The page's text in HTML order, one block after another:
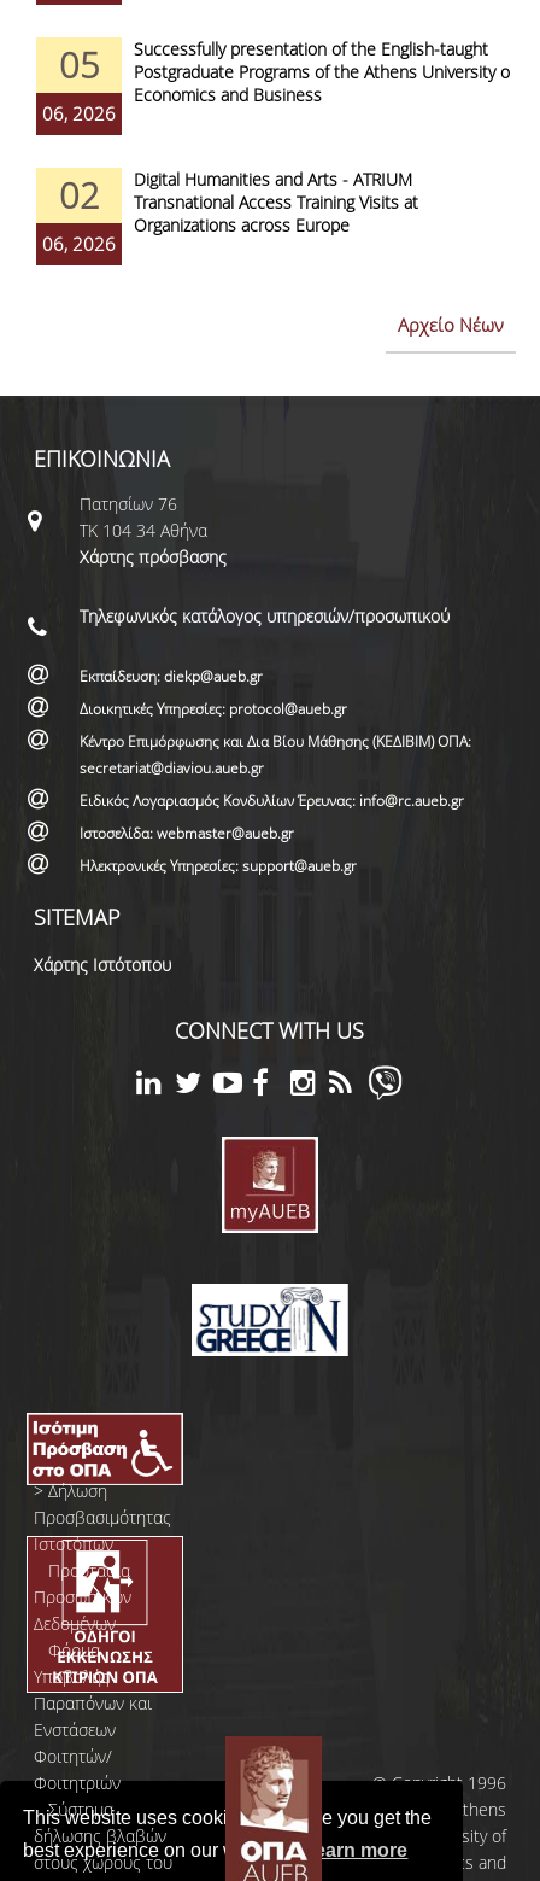
This website uses cookies to ensure you get the
best experience on our website.Learn more
05
06, 2026
Successfully presentation of the English-taught
Postgraduate Programs of the Athens University of
Economics and Business
02
06, 2026
Digital Humanities and Arts - ATRIUM
Transnational Access Training Visits at
Organizations across Europe
Αρχείο Νέων
ΕΠΙΚΟΙΝΩΝΙΑ
Πατησίων 76
ΤΚ 104 34 Αθήνα
Χάρτης πρόσβασης
Τηλεφωνικός κατάλογος υπηρεσιών/προσωπικού
Εκπαίδευση: diekp@aueb.gr
Διοικητικές Υπηρεσίες: protocol@aueb.gr
Κέντρο Επιμόρφωσης και Δια Βίου Μάθησης (ΚΕΔΙΒΙΜ) ΟΠΑ:
secretariat@diaviou.aueb.gr
Ειδικός Λογαριασμός Κονδυλίων Έρευνας: info@rc.aueb.gr
Ιστοσελίδα: webmaster@aueb.gr
Ηλεκτρονικές Υπηρεσίες: support@aueb.gr
SITEMAP
Χάρτης Ιστότοπου
CONNECT WITH US
>Δήλωση
Προσβασιμότητας
Ιστοτόπων
Προστασία
Προσωπικών
Δεδομένων
Φόρμα
Yποβολής
Παραπόνων και
Ενστάσεων
Φοιτητών/
Φοιτητριών
>Σύστημα
δήλωσης βλαβών
στους χώρους του
© Copyright 1996
- 2026 | Athens
University of
Economics and